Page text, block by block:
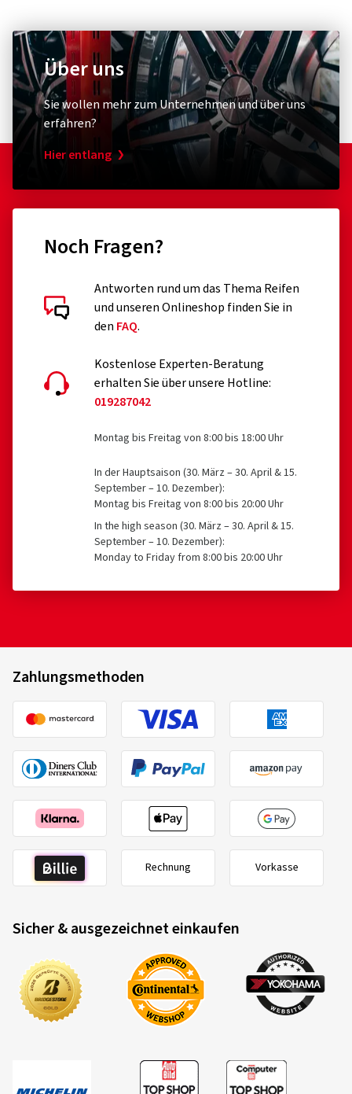
Über uns
Sie wollen mehr zum Unternehmen und über uns
erfahren?
Hier entlang
Noch Fragen?
Antworten rund um das Thema Reifen
und unseren Onlineshop finden Sie in
den FAQ.
Kostenlose Experten-Beratung
erhalten Sie über unsere Hotline:
019287042
Montag bis Freitag von 8:00 bis 18:00 Uhr
In der Hauptsaison (30. März – 30. April & 15.
September – 10. Dezember):
Montag bis Freitag von 8:00 bis 20:00 Uhr
In the high season (30. März – 30. April & 15.
September – 10. Dezember):
Monday to Friday from 8:00 bis 20:00 Uhr
Zahlungsmethoden
Rechnung Vorkasse
Sicher & ausgezeichnet einkaufen